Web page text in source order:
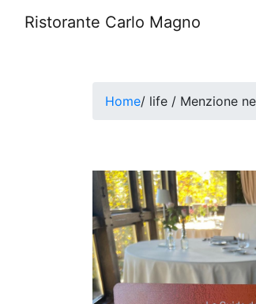
Ristorante Carlo Magno
Home/ life / Menzione ne